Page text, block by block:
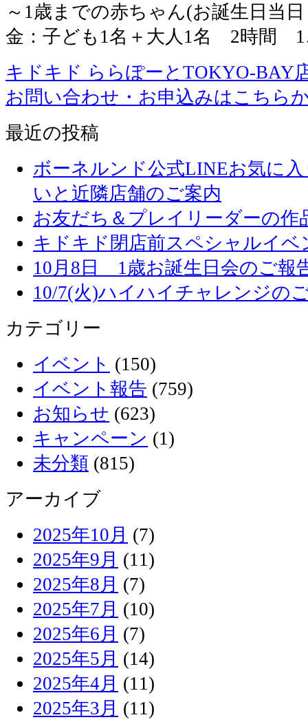
～1歳までの赤ちゃん(お誕生日当
金：子ども1名＋大人1名 2時間
キドキド ららぽーとTOKYO-BAY
お問い合わせ・お申込みはこちら
最近の投稿
ボーネルンド公式LINEお気に
いと近隣店舗のご案内
お友だち＆プレイリーダーの作
キドキド閉店前スペシャルイベ
10月8日 1歳お誕生日会のご報
10/7(火)ハイハイチャレンジの
カテゴリー
イベント (150)
イベント報告 (759)
お知らせ (623)
キャンペーン (1)
未分類 (815)
アーカイブ
2025年10月 (7)
2025年9月 (11)
2025年8月 (7)
2025年7月 (10)
2025年6月 (7)
2025年5月 (14)
2025年4月 (11)
2025年3月 (11)